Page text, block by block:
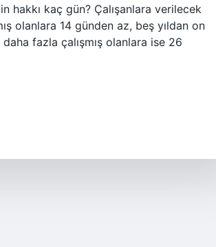
hakkı kaç gün? Çalışanlara verilecek
olanlara 14 günden az, beş yıldan on
fazla çalışmış olanlara ise 26